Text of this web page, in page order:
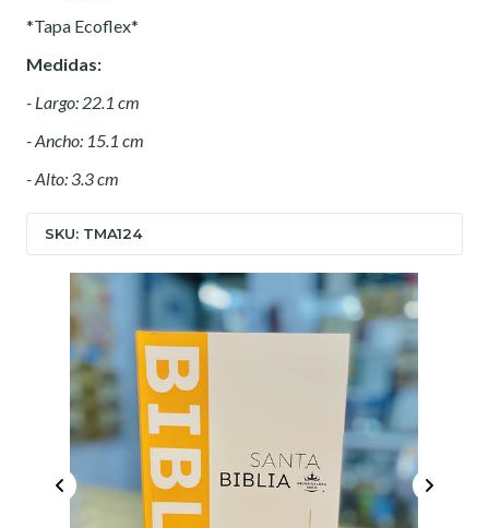
*Tapa Ecoflex*
Medidas:
- Largo: 22.1 cm
- Ancho: 15.1 cm
- Alto: 3.3 cm
SKU: TMA124